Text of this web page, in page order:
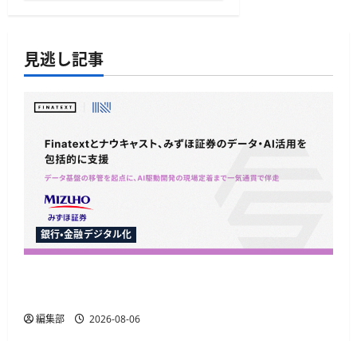
見逃し記事
銀行・金融デジタル化
編集部 2026-08-06